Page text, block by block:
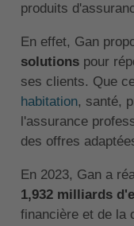
produits
En effet, Gan
solutionspour
ses clients. Que
habitation, santé,
l'assurance
des offres
En 2023, Gan a
1,932 milliards
financière et de la